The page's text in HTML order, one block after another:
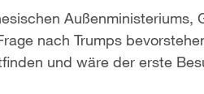
Außenministeriums,
nach Trumps
und wäre der erste